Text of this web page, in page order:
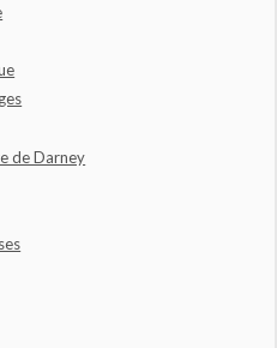
de Darney